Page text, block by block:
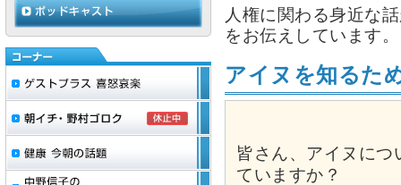
人権に関わる身近な
をお伝えしています。
アイヌを知るた
皆さん、アイヌにつ
ていますか？